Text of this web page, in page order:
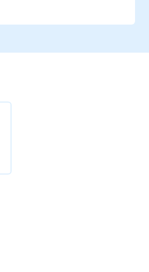
の変換といったさまざま
オでStable Diffusionを活用
デルの性能や安定性を最適